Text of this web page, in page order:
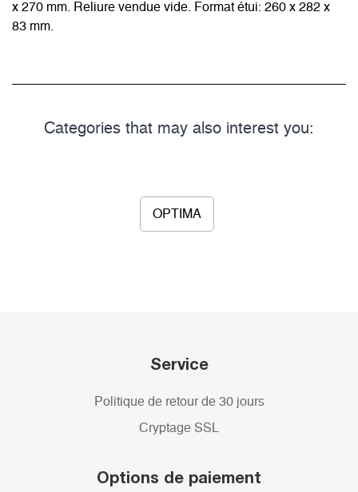
x 270 mm. Reliure vendue vide. Format étui: 260 x 282 x
83 mm.
Categories that may also interest you:
OPTIMA
Service
Politique de retour de 30 jours
Cryptage SSL
Options de paiement